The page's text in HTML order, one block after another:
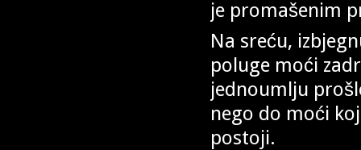
je promašenim
Na sreću,
poluge moći
jednoumlju
nego do moći
postoji.